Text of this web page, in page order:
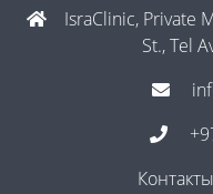
IsraClinic, Private
St., Tel